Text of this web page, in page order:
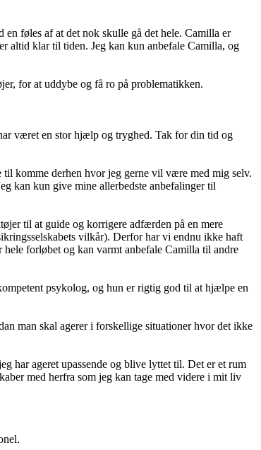
føles af at det nok skulle gå det hele. Camilla er
altid klar til tiden. Jeg kan kun anbefale Camilla, og
for at uddybe og få ro på problematikken.
været en stor hjælp og tryghed. Tak for din tid og
komme derhen hvor jeg gerne vil være med mig selv.
kan kun give mine allerbedste anbefalinger til
til at guide og korrigere adfærden på en mere
vilkår). Derfor har vi endnu ikke haft
forløbet og kan varmt anbefale Camilla til andre
psykolog, og hun er rigtig god til at hjælpe en
man skal agerer i forskellige situationer hvor det ikke
har ageret upassende og blive lyttet til. Det er et rum
med herfra som jeg kan tage med videre i mit liv